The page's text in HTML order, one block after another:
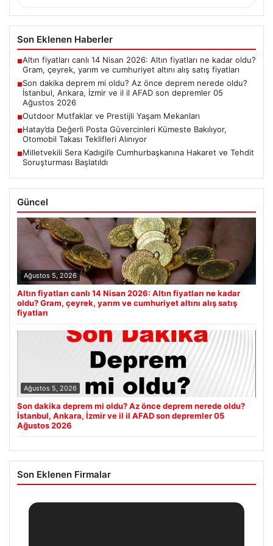
Son Eklenen Haberler
■Altın fiyatları canlı 14 Nisan 2026: Altın fiyatları ne kadar oldu?
Gram, çeyrek, yarım ve cumhuriyet altını alış satış fiyatları
■Son dakika deprem mi oldu? Az önce deprem nerede oldu?
İstanbul, Ankara, İzmir ve il il AFAD son depremler 05
Ağustos 2026
■Outdoor Mutfaklar ve Prestijli Yaşam Mekanları
■Hatay’da Değerli Posta Güvercinleri Kümeste Bakılıyor,
Otomobil Takası Teklifleri Alınıyor
■Milletvekili Sera Kadıgil’e Cumhurbaşkanına Hakaret ve Tehdit
Soruşturması Başlatıldı
Güncel
Ağustos 5, 2026
Altın fiyatları canlı 14 Nisan 2026: Altın fiyatları ne kadar
oldu? Gram, çeyrek, yarım ve cumhuriyet altını alış satış
fiyatları
Ağustos 5, 2026
Son dakika deprem mi oldu? Az önce deprem nerede oldu?
İstanbul, Ankara, İzmir ve il il AFAD son depremler 05
Ağustos 2026
Son Eklenen Firmalar